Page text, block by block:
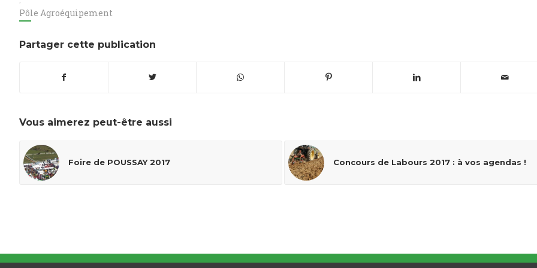
Pôle Agroéquipement
Partager cette publication
Vous aimerez peut-être aussi
Foire de POUSSAY 2017 Concours de Labours 2017 : à vos agendas !